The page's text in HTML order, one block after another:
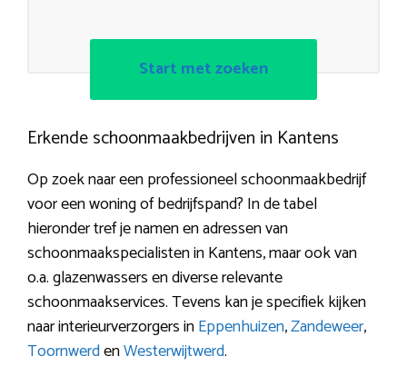
Start met zoeken
Erkende schoonmaakbedrijven in Kantens
Op zoek naar een professioneel schoonmaakbedrijf
voor een woning of bedrijfspand? In de tabel
hieronder tref je namen en adressen van
schoonmaakspecialisten in Kantens, maar ook van
o.a. glazenwassers en diverse relevante
schoonmaakservices. Tevens kan je specifiek kijken
naar interieurverzorgers inEppenhuizen,Zandeweer,
ToornwerdenWesterwijtwerd.